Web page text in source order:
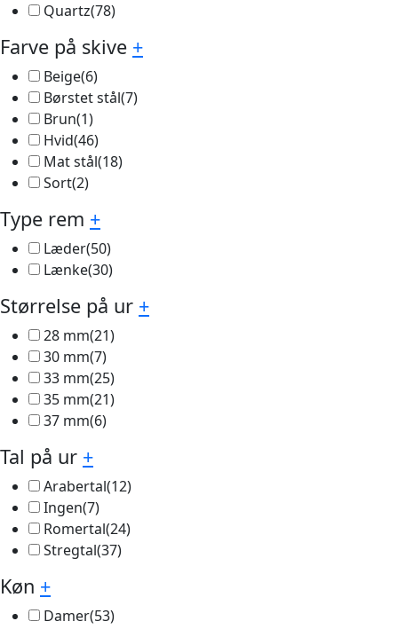
Quartz(78)
Farve på skive +
Beige(6)
Børstet stål(7)
Brun(1)
Hvid(46)
Mat stål(18)
Sort(2)
Type rem +
Læder(50)
Lænke(30)
Størrelse på ur +
28 mm(21)
30 mm(7)
33 mm(25)
35 mm(21)
37 mm(6)
Tal på ur +
Arabertal(12)
Ingen(7)
Romertal(24)
Stregtal(37)
Køn +
Damer(53)